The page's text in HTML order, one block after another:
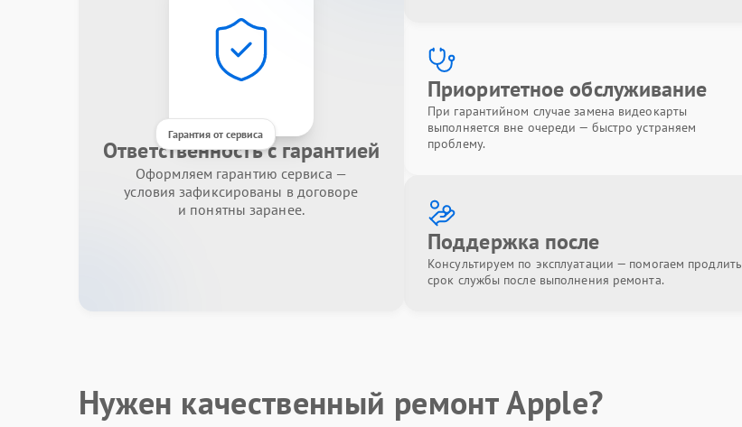
Гарантия от сервиса
Ответственность с гарантией
Оформляем гарантию сервиса —
условия зафиксированы в договоре
и понятны заранее.
Приоритетное обслуживание
При гарантийном случае замена видеокарты
выполняется вне очереди — быстро устраняем
проблему.
Поддержка после
Консультируем по эксплуатации — помогаем продлить
срок службы после выполнения ремонта.
Нужен качественный ремонт Apple?